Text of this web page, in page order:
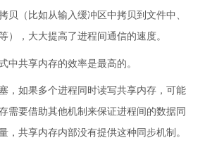
贝（比如从输入缓冲区中拷贝到文件中、
），大大提高了进程间通信的速度。
中共享内存的效率是最高的。
，如果多个进程同时读写共享内存，可能
需要借助其他机制来保证进程间的数据同
，共享内存内部没有提供这种同步机制。